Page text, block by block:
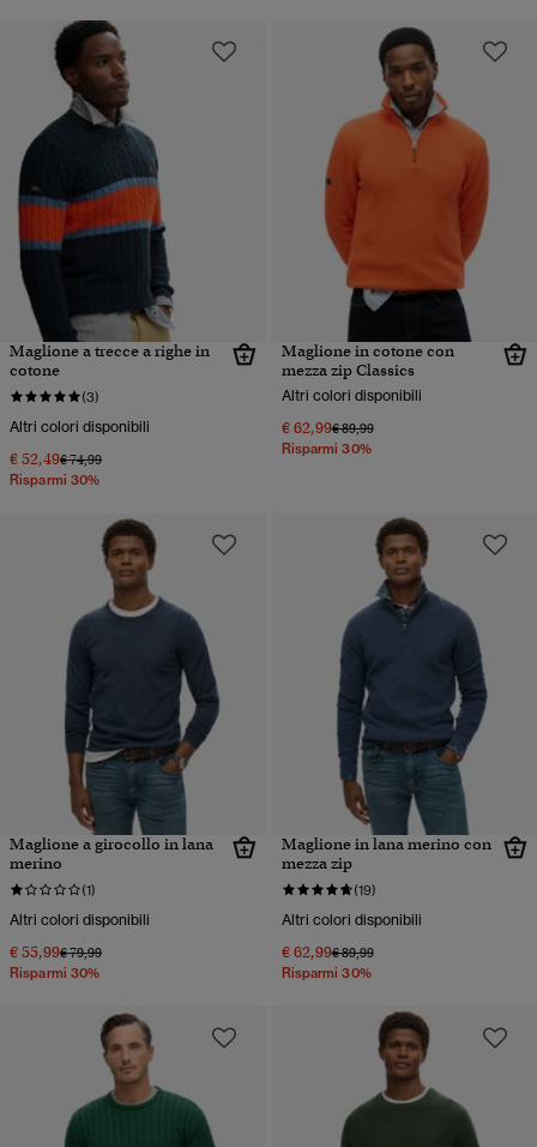
Maglione a trecce a righe in
cotone
(3)
Altri colori disponibili
€ 52,49Prezzo ridotto da
€ 74,99a
Risparmi 30%
Maglione in cotone con
mezza zip Classics
Altri colori disponibili
€ 62,99Prezzo ridotto da
€ 89,99a
Risparmi 30%
Maglione a girocollo in lana
merino
(1)
Altri colori disponibili
€ 55,99Prezzo ridotto da
€ 79,99a
Risparmi 30%
Maglione in lana merino con
mezza zip
(19)
Altri colori disponibili
€ 62,99Prezzo ridotto da
€ 89,99a
Risparmi 30%